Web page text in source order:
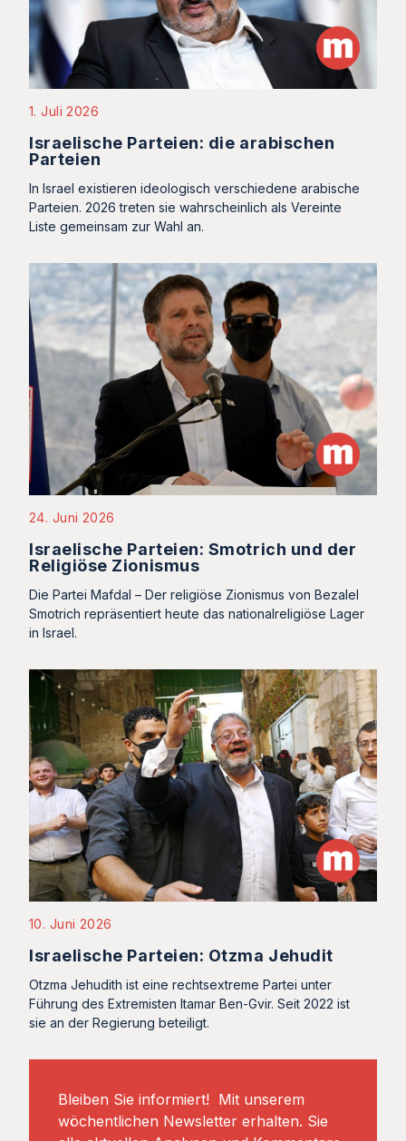
1. Juli 2026
Israelische Parteien: die arabischen
Parteien
In Israel existieren ideologisch verschiedene arabische
Parteien. 2026 treten sie wahrscheinlich als Vereinte
Liste gemeinsam zur Wahl an.
24. Juni 2026
Israelische Parteien: Smotrich und der
Religiöse Zionismus
Die Partei Mafdal – Der religiöse Zionismus von Bezalel
Smotrich repräsentiert heute das nationalreligiöse Lager
in Israel.
10. Juni 2026
Israelische Parteien: Otzma Jehudit
Otzma Jehudith ist eine rechtsextreme Partei unter
Führung des Extremisten Itamar Ben-Gvir. Seit 2022 ist
sie an der Regierung beteiligt.
Bleiben Sie informiert! Mit unserem
wöchentlichen Newsletter erhalten. Sie